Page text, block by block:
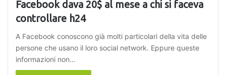
Facebook dava 20$ al mese a chi si faceva
controllare h24
A Facebook conoscono già molti particolari della vita delle
persone che usano il loro social network. Eppure queste
informazioni non…